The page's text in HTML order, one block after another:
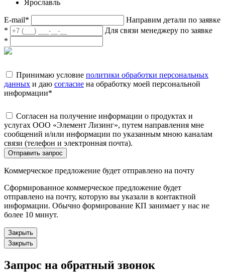
Ярославль
E-mail*
Направим детали по заявке
*
Для связи менеджеру по заявке
*
Принимаю условие политики обработки персональных
данных и даю согласие на обработку моей персональной
информации*
Согласен на получение информации о продуктах и
услугах ООО «Элемент Лизинг», путем направления мне
сообщений и/или информации по указанным мною каналам
связи (телефон и электронная почта).
Отправить запрос
Коммерческое предложение будет отправлено на почту
Сформированное коммерческое предложение будет
отправлено на почту, которую вы указали в контактной
информации. Обычно формирование КП занимает у нас не
более 10 минут.
Закрыть
Закрыть
Запрос на обратный звонок